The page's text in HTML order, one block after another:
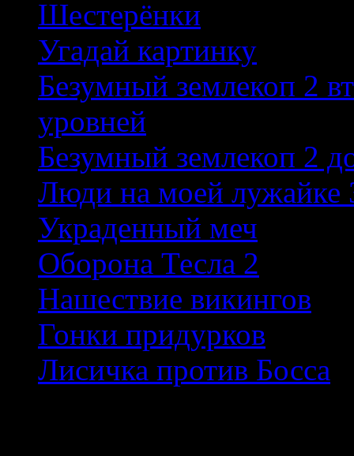
Шестерёнки
Угадай картинку
Безумный землекоп 2
уровней
Безумный землекоп 2
Люди на моей лужайке
Украденный меч
Оборона Тесла 2
Нашествие викингов
Гонки придурков
Лисичка против Босса